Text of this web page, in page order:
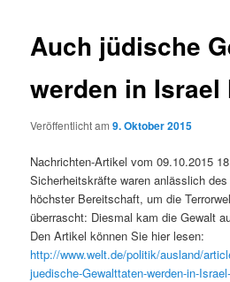
Auch jüdische
werden in Israel
Veröffentlicht am9. Oktober 2015
Nachrichten-Artikel vom 09.10.2015
Sicherheitskräfte waren anlässlich
höchster Bereitschaft, um die
überrascht: Diesmal kam die Gewalt
Den Artikel können Sie hier lesen:
http://www.welt.de/politik/ausland/
juedische-Gewalttaten-werden-in-